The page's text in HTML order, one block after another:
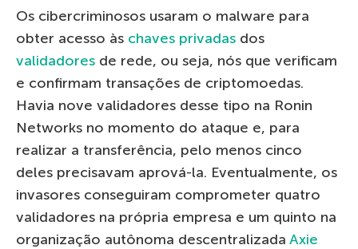
Os cibercriminosos usaram o malware para
obter acesso às chaves privadas dos
validadores de rede, ou seja, nós que verificam
e confirmam transações de criptomoedas.
Havia nove validadores desse tipo na Ronin
Networks no momento do ataque e, para
realizar a transferência, pelo menos cinco
deles precisavam aprová-la. Eventualmente, os
invasores conseguiram comprometer quatro
validadores na própria empresa e um quinto na
organização autônoma descentralizada Axie